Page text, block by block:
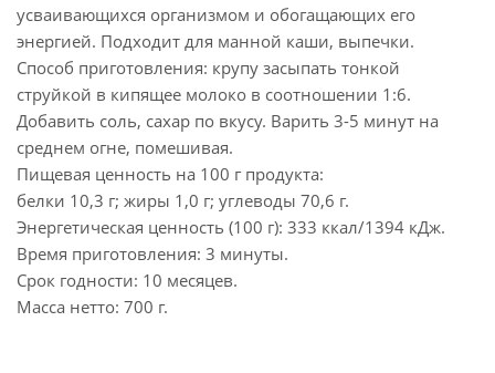
усваивающихся организмом и обогащающих его
энергией. Подходит для манной каши, выпечки.
Способ приготовления: крупу засыпать тонкой
струйкой в кипящее молоко в соотношении 1:6.
Добавить соль, сахар по вкусу. Варить 3-5 минут на
среднем огне, помешивая.
Пищевая ценность на 100 г продукта:
белки 10,3 г; жиры 1,0 г; углеводы 70,6 г.
Энергетическая ценность (100 г): 333 ккал/1394 кДж.
Время приготовления: 3 минуты.
Срок годности: 10 месяцев.
Масса нетто: 700 г.